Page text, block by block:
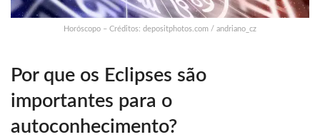
Horóscopo – Créditos: depositphotos.com / andriano_cz
Por que os Eclipses são
importantes para o
autoconhecimento?